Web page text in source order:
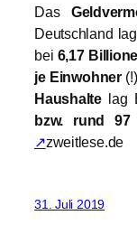
Das
Deutschland
bei 6,17
je Einwohner
Haushalte lag
bzw. rund
↗zweitlese.de
31. Juli 2019